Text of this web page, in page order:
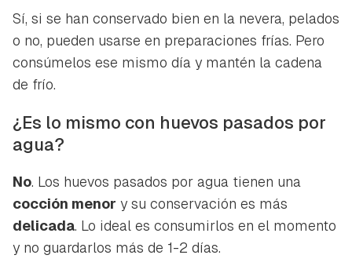
Sí, si se han conservado bien en la nevera, pelados
o no, pueden usarse en preparaciones frías. Pero
consúmelos ese mismo día y mantén la cadena
de frío.
¿Es lo mismo con huevos pasados por
agua?
No. Los huevos pasados por agua tienen una
cocción menor y su conservación es más
delicada. Lo ideal es consumirlos en el momento
y no guardarlos más de 1-2 días.